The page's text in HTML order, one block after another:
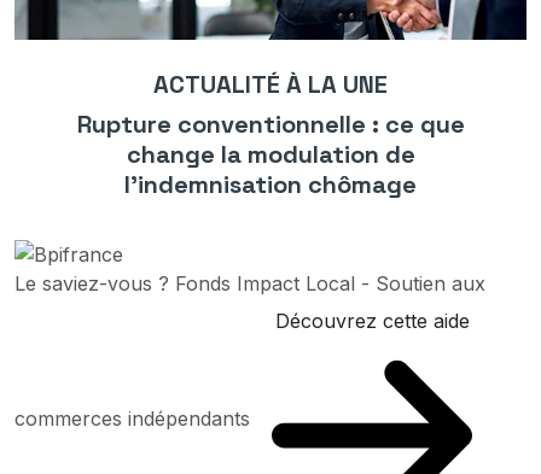
ACTUALITÉ À LA UNE
Rupture conventionnelle : ce que
change la modulation de
l’indemnisation chômage
Le saviez-vous ? Fonds Impact Local - Soutien aux
commerces indépendants
Découvrez cette aide